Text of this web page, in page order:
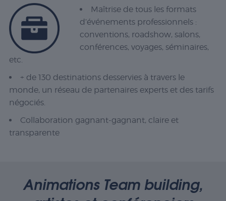
Maîtrise de tous les formats
d’événements professionnels :
conventions, roadshow, salons,
conférences, voyages, séminaires,
etc.
+ de 130 destinations desservies à travers le
monde, un réseau de partenaires experts et des tarifs
négociés.
Collaboration gagnant-gagnant, claire et
transparente
Animations Team building,